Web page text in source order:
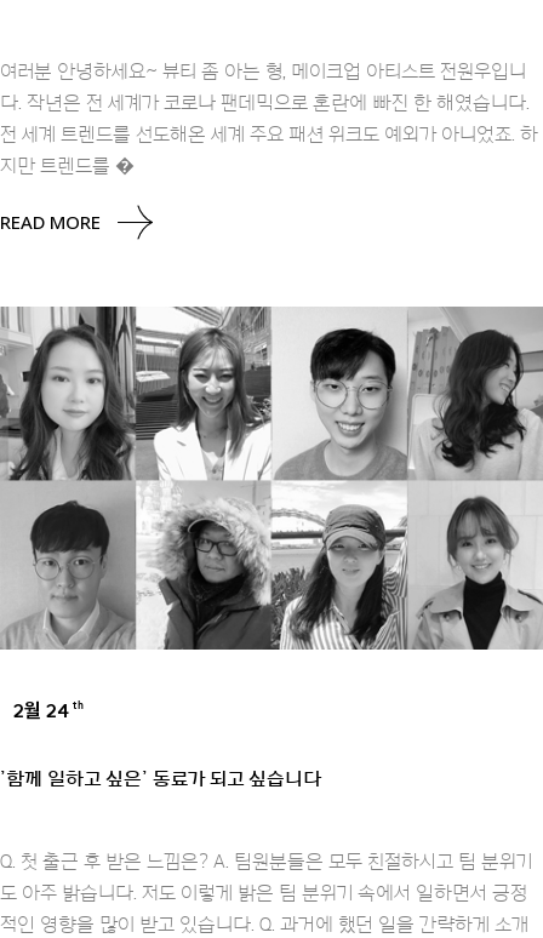
여러분 안녕하세요~ 뷰티 좀 아는 형, 메이크업 아티스트 전원우입니
다. 작년은 전 세계가 코로나 팬데믹으로 혼란에 빠진 한 해였습니다.
전 세계 트렌드를 선도해온 세계 주요 패션 위크도 예외가 아니었죠. 하
지만 트렌드를 �
READ MORE
2월 24 th
’함께 일하고 싶은’ 동료가 되고 싶습니다
Q. 첫 출근 후 받은 느낌은? A. 팀원분들은 모두 친절하시고 팀 분위기
도 아주 밝습니다. 저도 이렇게 밝은 팀 분위기 속에서 일하면서 긍정
적인 영향을 많이 받고 있습니다. Q. 과거에 했던 일을 간략하게 소개